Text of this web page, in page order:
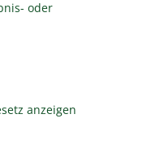
oder
anzeigen